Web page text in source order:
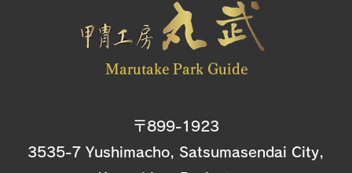
Marutake Park Guide
〒899-1923
3535-7 Yushimacho, Satsumasendai City,